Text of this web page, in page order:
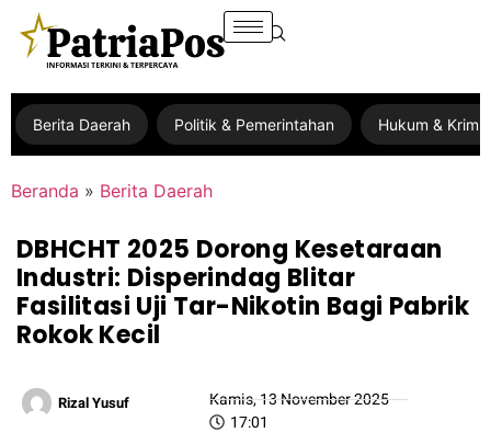
Berita Daerah Politik & Pemerintahan Hukum &
Beranda » Berita Daerah
DBHCHT 2025 Dorong Kesetaraan
Industri: Disperindag Blitar
Fasilitasi Uji Tar-Nikotin Bagi Pabrik
Rokok Kecil
Rizal Yusuf
Kamis, 13 November 2025
17:01